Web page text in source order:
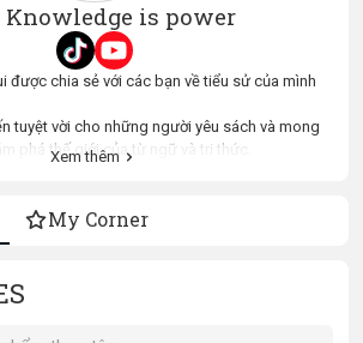
Knowledge is power
được chia sẻ với các bạn về tiểu sử của mình
tuyệt vời cho những người yêu sách và mong
phá thế giới của từ ngữ và tri thức.
khoa học, đến sách thiếu nhi và nghệ thuật,
có một cuốn sách phù hợp với mọi sở thích và
Xem thêm
My Corner